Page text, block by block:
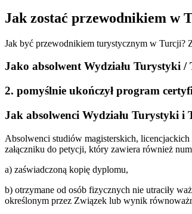
Jak zostać przewodnikiem w
Jak być przewodnikiem turystycznym w Turcji?
Jako absolwent Wydziału Turystyki
2. pomyślnie ukończył program
Jak absolwenci Wydziału Turystyki i
Absolwenci studiów magisterskich,
załączniku do petycji, który zawiera również
a) zaświadczoną kopię dyplomu,
b) otrzymane od osób fizycznych nie utraciły
określonym przez Związek lub wynik